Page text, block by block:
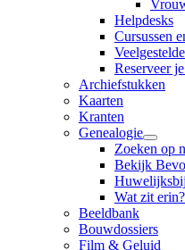
Helpdesks
Cursussen
Reserveer
Archiefstukken
Kaarten
Kranten
Genealogie
Zoeken op
Bekijk
Wat zit erin?
Beeldbank
Bouwdossiers
Film & Geluid